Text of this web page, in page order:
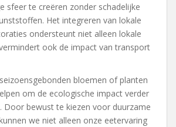
sfeer te creëren zonder schadelijke
Het integreren van lokale
ondersteunt niet alleen lokale
ook de impact van transport
bloemen of planten
om de ecologische impact verder
Door bewust te kiezen voor duurzame
we niet alleen onze eetervaring